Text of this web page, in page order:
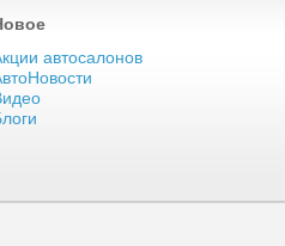
автосалонов